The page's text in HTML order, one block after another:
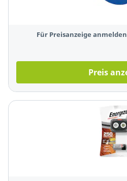
Für Preisanzeige
Preis